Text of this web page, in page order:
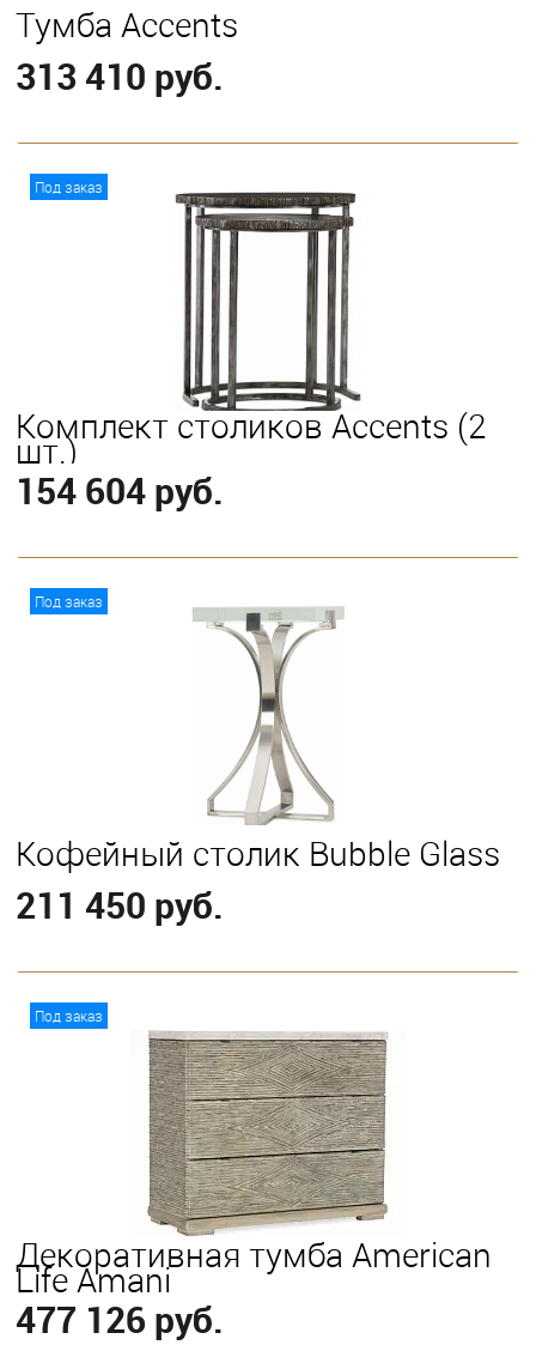
Тумба Accents
313 410 руб.
Под заказ
Комплект столиков Accents (2
шт.)
154 604 руб.
Под заказ
Кофейный столик Bubble Glass
211 450 руб.
Под заказ
Декоративная тумба American
Life Amani
477 126 руб.